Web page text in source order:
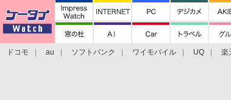
ドコモ au ソフトバンク ワイモバイル UQ 楽